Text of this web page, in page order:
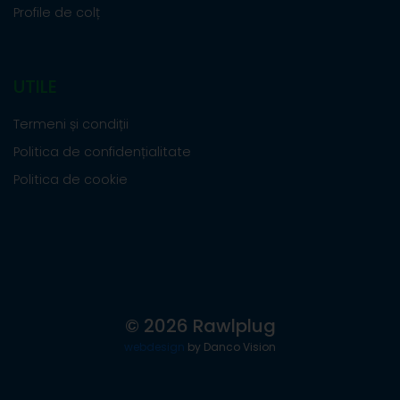
Profile de colț
Termeni și condiții
Politica de confidențialitate
Politica de cookie
© 2026 Rawlplug
webdesign by Danco Vision